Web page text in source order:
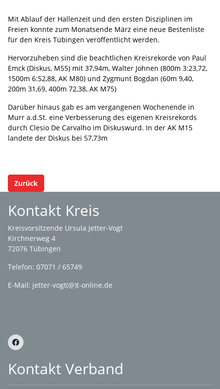
Mit Ablauf der Hallenzeit und den ersten Disziplinen im
Freien konnte zum Monatsende März eine neue Bestenliste
für den Kreis Tübingen veröffentlicht werden.
Hervorzuheben sind die beachtlichen Kreisrekorde von Paul
Emck (Diskus, M55) mit 37,94m, Walter Johnen (800m 3:23,72,
1500m 6:52,88, AK M80) und Zygmunt Bogdan (60m 9,40,
200m 31,69, 400m 72,38, AK M75)
Darüber hinaus gab es am vergangenen Wochenende in
Murr a.d.St. eine Verbesserung des eigenen Kreisrekords
durch Clesio De Carvalho im Diskuswurd. In der AK M15
landete der Diskus bei 57,73m
Zurück
Kontakt Kreis
Kreisvorsitzende Ursula Jetter-Vogt
Kirchnerweg 4
72076 Tübingen
Telefon: 07071 / 65749
E-Mail: jetter-vogt(@)t-online.de
Kontakt Verband